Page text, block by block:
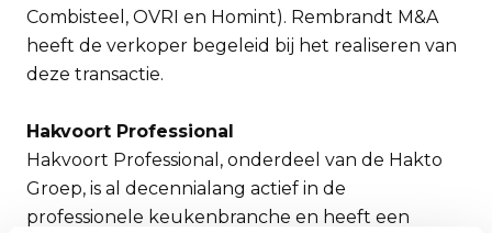
Combisteel, OVRI en Homint). Rembrandt M&A
heeft de verkoper begeleid bij het realiseren van
deze transactie.
Hakvoort Professional
Hakvoort Professional, onderdeel van de Hakto
Groep, is al decennialang actief in de
professionele keukenbranche en heeft een